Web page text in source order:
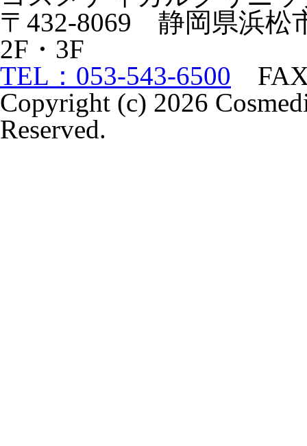
〒432-8069 静岡県浜
2F・3F
TEL：053-543-6500 FAX
Copyright (c) 2026
Reserved.